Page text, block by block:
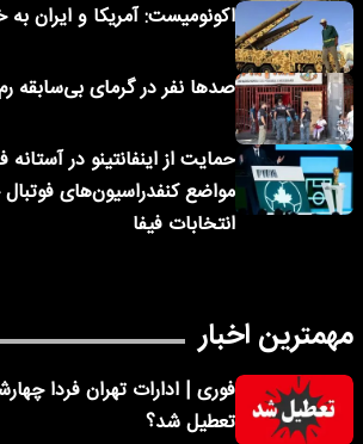
اکونومیست: آمریکا و ایران به
صدها نفر در گرمای بی‌سابقه
حمایت از اینفانتینو در
مواضع کنفدراسیون‌های
انتخابات فیفا
مهمترین اخبار
تعطیل شد؟